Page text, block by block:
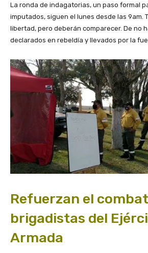
La ronda de indagatorias, un paso formal
imputados, siguen el lunes desde las 9am.
libertad, pero deberán comparecer. De no
declarados en rebeldía y llevados por la
Refuerzan el
brigadistas del
Armada